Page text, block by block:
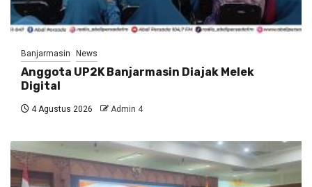
Banjarmasin News
Anggota UP2K Banjarmasin Diajak Melek
Digital
4 Agustus 2026 Admin 4